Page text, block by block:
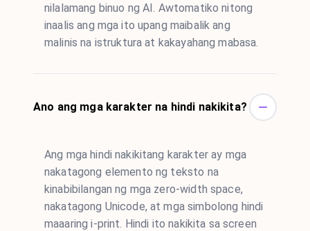
nilalamang binuo ng AI. Awtomatiko nitong
inaalis ang mga ito upang maibalik ang
malinis na istruktura at kakayahang mabasa.
Ano ang mga karakter na hindi nakikita?
Ang mga hindi nakikitang karakter ay mga
nakatagong elemento ng teksto na
kinabibilangan ng mga zero-width space,
nakatagong Unicode, at mga simbolong hindi
maaaring i-print. Hindi ito nakikita sa screen